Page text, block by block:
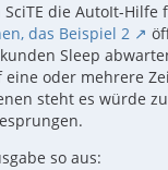
die AutoIt-Hilfe
das Beispiel 2
Sleep
oder mehrere
steht es würde
so aus: